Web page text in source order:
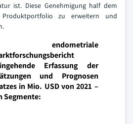
ist. Diese Genehmigung half dem
Produktportfolio zu erweitern und
Erfassung der
und Prognosen
in Mio. USD von 2021 –
Segmente: